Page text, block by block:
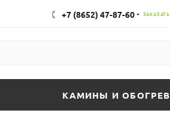
+7 (8652) 47-87-60
КАМИНЫ И